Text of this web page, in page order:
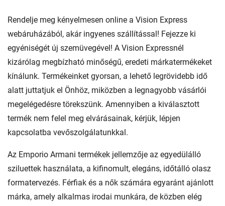
Rendelje meg kényelmesen online a Vision Express
webáruházából, akár ingyenes szállítással! Fejezze ki
egyéniségét új szemüvegével! A Vision Expressnél
kizárólag megbízható minőségű, eredeti márkatermékeket
kínálunk. Termékeinket gyorsan, a lehető legrövidebb idő
alatt juttatjuk el Önhöz, miközben a legnagyobb vásárlói
megelégedésre törekszünk. Amennyiben a kiválasztott
termék nem felel meg elvárásainak, kérjük, lépjen
kapcsolatba vevőszolgálatunkkal.
Az Emporio Armani termékek jellemzője az egyedülálló
sziluettek használata, a kifinomult, elegáns, időtálló olasz
formatervezés. Férfiak és a nők számára egyaránt ajánlott
márka, amely alkalmas irodai munkára, de közben elég